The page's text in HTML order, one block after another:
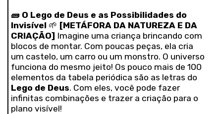
🧱 O Lego de Deus e as Possibilidades do
Invisível 🌱 [METÁFORA DA NATUREZA E DA
CRIAÇÃO] Imagine uma criança brincando com
blocos de montar. Com poucas peças, ela cria
um castelo, um carro ou um monstro. O universo
funciona do mesmo jeito! Os pouco mais de 100
elementos da tabela periódica são as letras do
Lego de Deus. Com eles, você pode fazer
infinitas combinações e trazer a criação para o
plano visível!